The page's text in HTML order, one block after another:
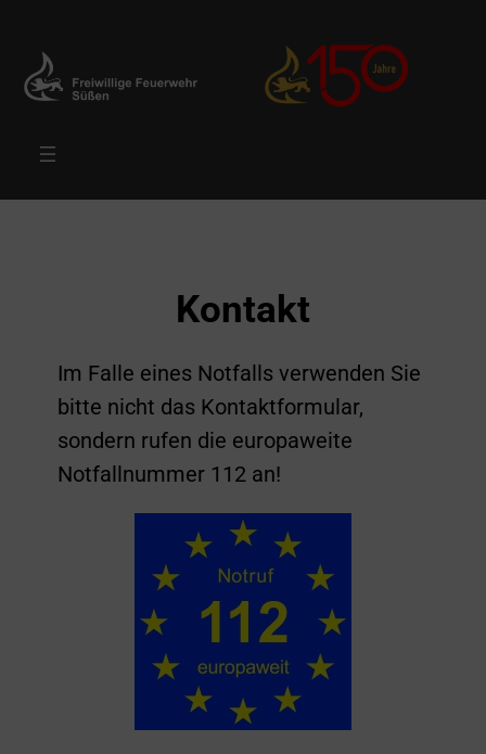
Kontakt
Im Falle eines Notfalls verwenden Sie
bitte nicht das Kontaktformular,
sondern rufen die europaweite
Notfallnummer 112 an!